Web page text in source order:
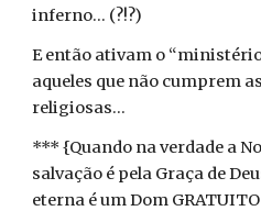
inferno... (?!?)
E então ativam o
aqueles que não cumprem
religiosas...
*** {Quando na verdade a
salvação é pela Graça de
eterna é um Dom GRATUITO